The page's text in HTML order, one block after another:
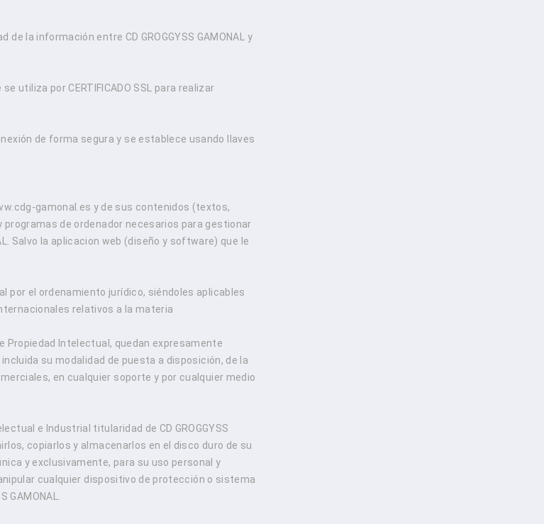
la información entre CD GROGGYSS GAMONAL y
utiliza por CERTIFICADO SSL para realizar
de forma segura y se establece usando llaves
gamonal.es y de sus contenidos (textos,
de ordenador necesarios para gestionar
Salvo la aplicacion web (diseño y software) que le
por el ordenamiento jurídico, siéndoles aplicables
relativos a la materia
Propiedad Intelectual, quedan expresamente
su modalidad de puesta a disposición, de la
en cualquier soporte y por cualquier medio
e Industrial titularidad de CD GROGGYSS
copiarlos y almacenarlos en el disco duro de su
y exclusivamente, para su uso personal y
cualquier dispositivo de protección o sistema